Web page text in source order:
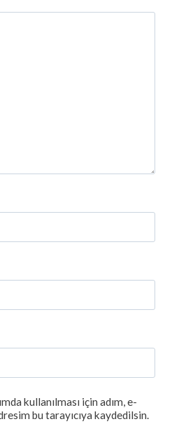
kullanılması için adım, e-
bu tarayıcıya kaydedilsin.